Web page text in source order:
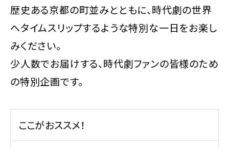
歴史ある京都の町並みとともに、時代劇の世界
へタイムスリップするような特別な一日をお楽し
みください。
少人数でお届けする、時代劇ファンの皆様のため
の特別企画です。
ここがおススメ！